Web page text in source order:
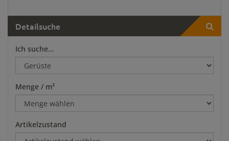
Detailsuche
Ich suche...
Menge / m²
Artikelzustand